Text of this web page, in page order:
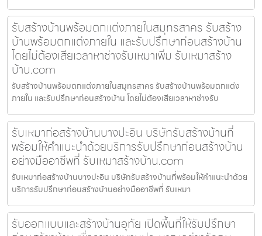
รับสร้างบ้านพร้อมตกแต่งภายในสมุทรสาคร รับสร้าง
บ้านพร้อมตกแต่งภายใน และรับปรึกษาก่อนสร้างบ้าน
โดยไม่ต้องเสียเวลาหาช่างรับเหมาเพิ่ม รับเหมาสร้าง
บ้าน.com
รับสร้างบ้านพร้อมตกแต่งภายในสมุทรสาคร รับสร้างบ้านพร้อมตกแต่ง
ภายใน และรับปรึกษาก่อนสร้างบ้าน โดยไม่ต้องเสียเวลาหาช่างรับ
รับเหมาก่อสร้างบ้านบางปะอิน บริษัทรับสร้างบ้านที่
พร้อมให้คำแนะนำด้วยบริการรับปรึกษาก่อนสร้างบ้าน
อย่างมืออาชีพที่ รับเหมาสร้างบ้าน.com
รับเหมาก่อสร้างบ้านบางปะอิน บริษัทรับสร้างบ้านที่พร้อมให้คำแนะนำด้วย
บริการรับปรึกษาก่อนสร้างบ้านอย่างมืออาชีพที่ รับเหมา
รับออกแบบและสร้างบ้านอุทัย เปิดพื้นที่ให้รับปรึกษา